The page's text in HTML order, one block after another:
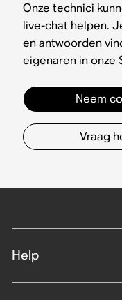
Onze technici
live-chat helpen.
en antwoorden
eigenaren in onze
Neem
Vraag
Help